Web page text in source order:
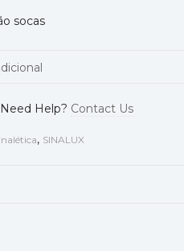
socas
Need Help? Contact Us
, SINALUX